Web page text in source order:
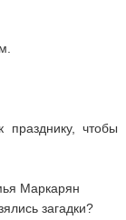
празднику,
Маркарян
загадки?